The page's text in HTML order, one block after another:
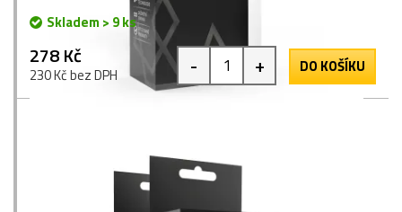
Skladem > 9 ks
278 Kč
230 Kč bez DPH - + DO KOŠÍKU